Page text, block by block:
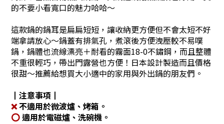
的不要小看寬口的魅力哈哈～
這款鍋的鍋耳是扁扁短短，讓收納更方便但不會太短不好
端拿請放心～鍋蓋有排氣孔，煮滾後方便洩壓較不易噗
鍋，鍋體也流線漂亮＋耐看的霧面18-0不鏽鋼，而且整體
不重很輕巧，帶出門露營也方便！日本設計製造而且價格
很甜～推薦給想買大小適中的家用與外出鍋的朋友們。
┃注意事項┃
❌不適用於微波爐、烤箱。
⭕適用於電磁爐、洗碗機。